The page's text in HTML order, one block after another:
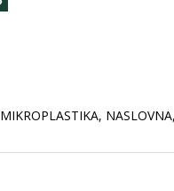
MIKROPLASTIKA, NASLOVNA,